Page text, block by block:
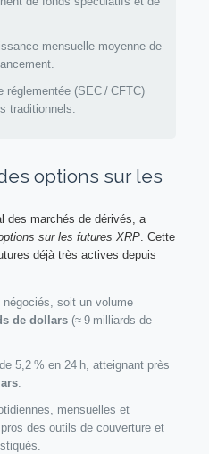
mensuelle moyenne de
réglementée (SEC / CFTC)
traditionnels.
options sur les
des marchés de dérivés, a
sur les futures XRP. Cette
déjà très actives depuis
négociés, soit un volume
de dollars(≈ 9 milliards de
5,2 % en 24 h, atteignant près
.
mensuelles et
des outils de couverture et